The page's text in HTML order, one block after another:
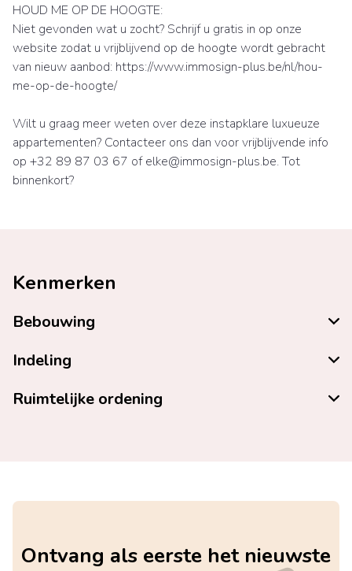
HOUD ME OP DE HOOGTE:
Niet gevonden wat u zocht? Schrijf u gratis in op onze
website zodat u vrijblijvend op de hoogte wordt gebracht
van nieuw aanbod: https://www.immosign-plus.be/nl/hou-
me-op-de-hoogte/
Wilt u graag meer weten over deze instapklare luxueuze
appartementen? Contacteer ons dan voor vrijblijvende info
op +32 89 87 03 67 of elke@immosign-plus.be. Tot
binnenkort?
Kenmerken
Bebouwing
Indeling
Ruimtelijke ordening
Ontvang als eerste het nieuwste